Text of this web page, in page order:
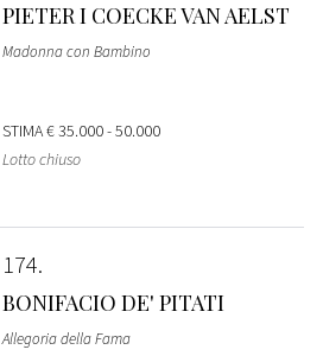
PIETER I COECKE VAN AELST
Madonna con Bambino
STIMA€ 35.000 - 50.000
Lotto chiuso
174
BONIFACIO DE' PITATI
Allegoria della Fama